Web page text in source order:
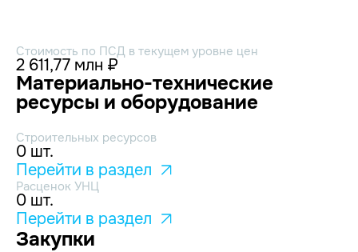
Стоимость по ПСД в текущем уровне цен
2 611,77 млн ₽
Материально-технические
ресурсы и оборудование
Строительных ресурсов
0 шт.
Перейти в раздел
Расценок УНЦ
0 шт.
Перейти в раздел
Закупки